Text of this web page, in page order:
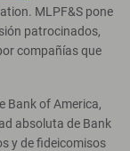
MLPF&S pone
patrocinados,
compañías que
Bank of America,
absoluta de Bank
y de fideicomisos